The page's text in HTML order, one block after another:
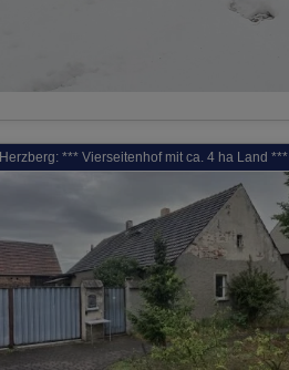
Herzberg: *** Vierseitenhof mit ca. 4 ha Land ***